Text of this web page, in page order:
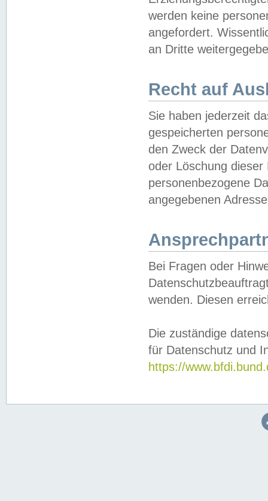
werden keine
angefordert.
an Dritte
Recht auf
Sie haben jederzeit
gespeicherten
den Zweck der
oder Löschung
personenbezogene
angegebenen
Bei Fragen oder
wenden. Diesen
Die zuständige
für Datenschutz und
https://